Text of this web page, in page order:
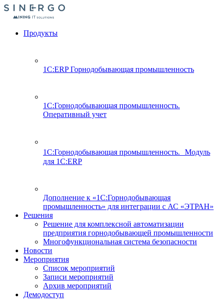
Продукты
1С:ERP Горнодобывающая промышленность
1С:Горнодобывающая промышленность.
Оперативный учет
1С:Горнодобывающая промышленность. Модуль
для 1С:ERP
Дополнение к «1С:Горнодобывающая
промышленность» для интеграции с АС «ЭТРАН»
Решения
Решение для комплексной автоматизации
предприятия горнодобывающей промышленности
Многофункциональная система безопасности
Новости
Мероприятия
Список мероприятий
Записи мероприятий
Архив мероприятий
Демодоступ